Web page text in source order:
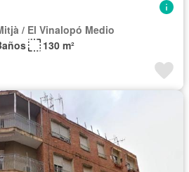
/ El Vinalopó Medio
130 m²